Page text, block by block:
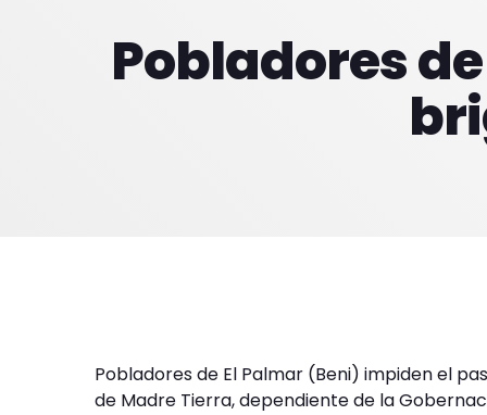
Pobladores
Pobladores de El Palmar (Beni) impiden el
de Madre Tierra, dependiente de la